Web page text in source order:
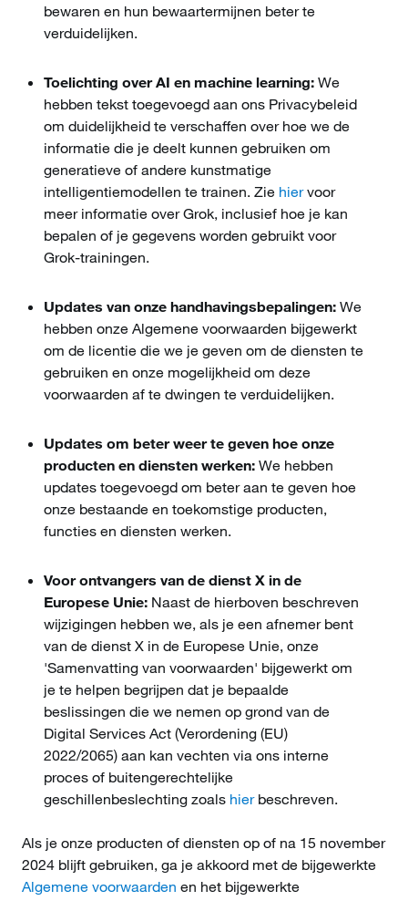
bewaren en hun bewaartermijnen beter te
verduidelijken.
Toelichting over AI en machine learning: We
hebben tekst toegevoegd aan ons Privacybeleid
om duidelijkheid te verschaffen over hoe we de
informatie die je deelt kunnen gebruiken om
generatieve of andere kunstmatige
intelligentiemodellen te trainen. Zie hiervoor
meer informatie over Grok, inclusief hoe je kan
bepalen of je gegevens worden gebruikt voor
Grok-trainingen.
Updates van onze handhavingsbepalingen: We
hebben onze Algemene voorwaarden bijgewerkt
om de licentie die we je geven om de diensten te
gebruiken en onze mogelijkheid om deze
voorwaarden af te dwingen te verduidelijken.
Updates om beter weer te geven hoe onze
producten en diensten werken: We hebben
updates toegevoegd om beter aan te geven hoe
onze bestaande en toekomstige producten,
functies en diensten werken.
Voor ontvangers van de dienst X in de
Europese Unie: Naast de hierboven beschreven
wijzigingen hebben we, als je een afnemer bent
van de dienst X in de Europese Unie, onze
'Samenvatting van voorwaarden' bijgewerkt om
je te helpen begrijpen dat je bepaalde
beslissingen die we nemen op grond van de
Digital Services Act (Verordening (EU)
2022/2065) aan kan vechten via ons interne
proces of buitengerechtelijke
geschillenbeslechting zoals hierbeschreven.
Als je onze producten of diensten op of na 15 november
2024 blijft gebruiken, ga je akkoord met de bijgewerkte
Algemene voorwaarden en het bijgewerkte